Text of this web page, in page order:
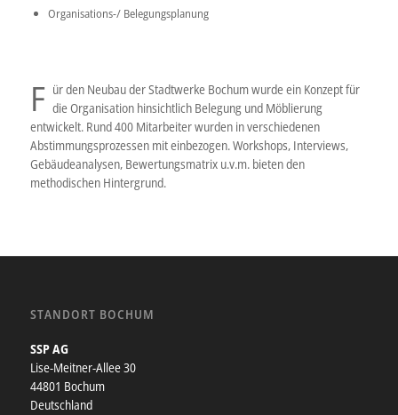
Organisations-/ Belegungsplanung
F ür den Neubau der Stadtwerke Bochum wurde ein Konzept für
die Organisation hinsichtlich Belegung und Möblierung
entwickelt. Rund 400 Mitarbeiter wurden in verschiedenen
Abstimmungsprozessen mit einbezogen. Workshops, Interviews,
Gebäudeanalysen, Bewertungsmatrix u.v.m. bieten den
methodischen Hintergrund.
STANDORT BOCHUM
SSP AG
Lise-Meitner-Allee 30
44801 Bochum
Deutschland